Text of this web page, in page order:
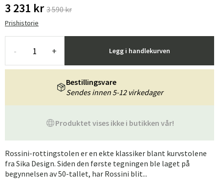
3 231 kr 3 590 kr
Prishistorie
- + Legg i handlekurven
Produktet vises ikke i butikken vår!
Bestillingsvare
Sendes innen 5-12 virkedager
Rossini-rottingstolen er en ekte klassiker blant kurvstolene
fra Sika Design. Siden den første tegningen ble laget på
begynnelsen av 50-tallet, har Rossini blit...